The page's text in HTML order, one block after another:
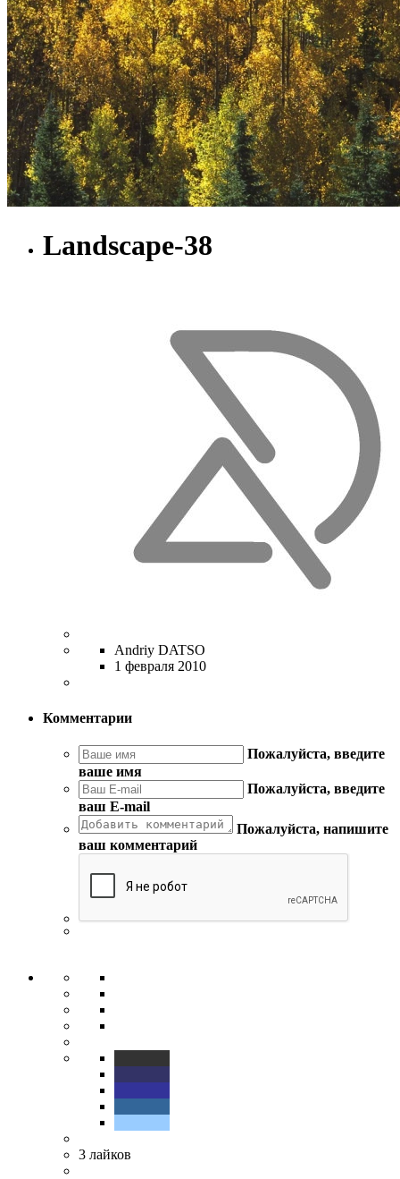
Landscape-38
Andriy DATSO
1 февраля 2010
Комментарии
Пожалуйста, введите
ваше имя
Пожалуйста, введите
ваш E-mail
Пожалуйста, напишите
ваш комментарий
3 лайков